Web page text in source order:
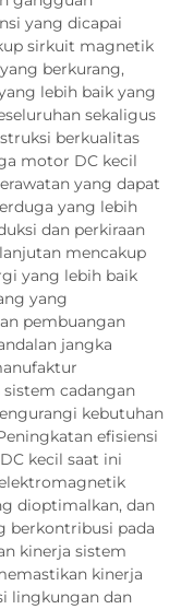
yang dicapai
sirkuit magnetik
berkurang,
lebih baik yang
sekaligus
berkualitas
motor DC kecil
yang dapat
yang lebih
dan perkiraan
mencakup
yang lebih baik
yang
pembuangan
jangka
cadangan
kebutuhan
efisiensi
kecil saat ini
dioptimalkan, dan
berkontribusi pada
kinerja sistem
kinerja
lingkungan dan